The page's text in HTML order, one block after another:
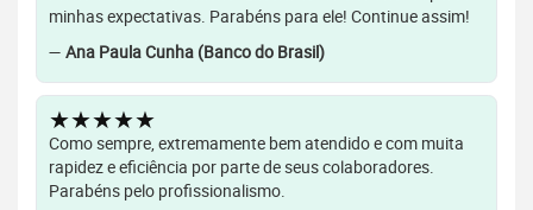
minhas expectativas. Parabéns para ele! Continue assim!
— Ana Paula Cunha (Banco do Brasil)
★★★★★
Como sempre, extremamente bem atendido e com muita
rapidez e eficiência por parte de seus colaboradores.
Parabéns pelo profissionalismo.